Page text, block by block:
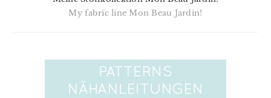
My fabric line Mon Beau Jardin!